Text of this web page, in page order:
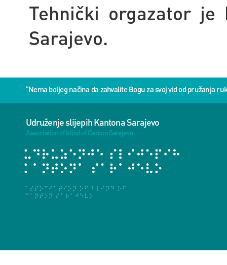
Tehnički orgazator
Sarajevo.
“Nema boljeg načina da zahvalite Bogu za svoj vid od pružanja
Udruženje slijepih Kantona Sarajevo
Association of blind of Canton Sarajevo